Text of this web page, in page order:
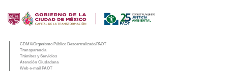
CDMX/Organismo Público Descentralizado/PAOT
Transparencia
Trámites y Servicios
Atención Ciudadana
Web e-mail PAOT